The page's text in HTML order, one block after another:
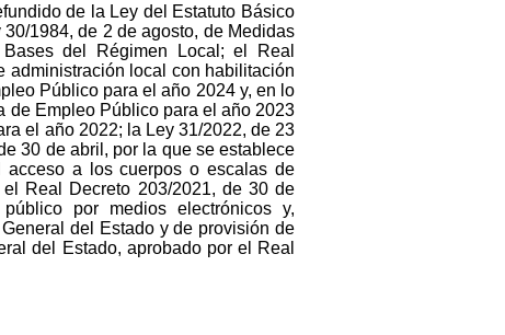
de la Ley del Estatuto Básico
1984, de 2 de agosto, de Medidas
del Régimen Local; el Real
administración local con habilitación
Público para el año 2024 y, en lo
de Empleo Público para el año 2023
el año 2022; la Ley 31/2022, de 23
30 de abril, por la que se establece
acceso a los cuerpos o escalas de
Real Decreto 203/2021, de 30 de
por medios electrónicos y,
del Estado y de provisión de
del Estado, aprobado por el Real